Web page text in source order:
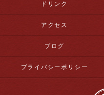
ドリンク
アクセス
ブログ
プライバシーポリシー